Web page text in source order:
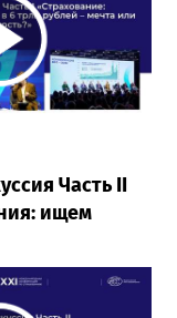
Часть II
ищем